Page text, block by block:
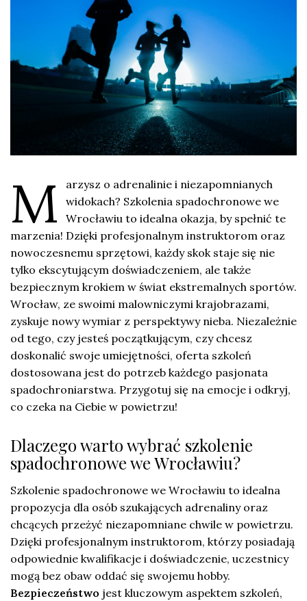
M
arzysz o adrenalinie i niezapomnianych
widokach? Szkolenia spadochronowe we
Wrocławiu to idealna okazja, by spełnić te
marzenia! Dzięki profesjonalnym instruktorom oraz
nowoczesnemu sprzętowi, każdy skok staje się nie
tylko ekscytującym doświadczeniem, ale także
bezpiecznym krokiem w świat ekstremalnych sportów.
Wrocław, ze swoimi malowniczymi krajobrazami,
zyskuje nowy wymiar z perspektywy nieba. Niezależnie
od tego, czy jesteś początkującym, czy chcesz
doskonalić swoje umiejętności, oferta szkoleń
dostosowana jest do potrzeb każdego pasjonata
spadochroniarstwa. Przygotuj się na emocje i odkryj,
co czeka na Ciebie w powietrzu!
Dlaczego warto wybrać szkolenie
spadochronowe we Wrocławiu?
Szkolenie spadochronowe we Wrocławiu to idealna
propozycja dla osób szukających adrenaliny oraz
chcących przeżyć niezapomniane chwile w powietrzu.
Dzięki profesjonalnym instruktorom, którzy posiadają
odpowiednie kwalifikacje i doświadczenie, uczestnicy
mogą bez obaw oddać się swojemu hobby.
Bezpieczeństwo jest kluczowym aspektem szkoleń,